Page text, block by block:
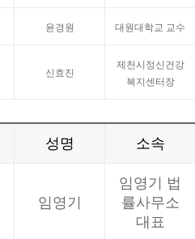
윤경원 대원대학교 교수
신효진
제천시정신건강
복지센터장
성명 소속
임영기
임영기 법
률사무소
대표